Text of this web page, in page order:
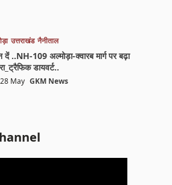
उत्तराखंड नैनीताल
दें ..NH-109 अल्मोड़ा-क्वारब मार्ग पर बढ़ा
डायवर्ट..
28 May GKM News